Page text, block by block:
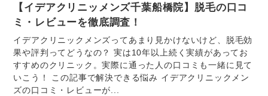
【イデアクリニッメンズ千葉船橋院】脱毛の口コ
ミ・レビューを徹底調査！
イデアクリニックメンズってあまり見かけないけど、脱毛効
果や評判ってどうなの？ 実は10年以上続く実績があってお
すすめのクリニック。実際に通った人の口コミも一緒に見て
いこう！ この記事で解決できる悩み イデアクリニックメン
ズの口コミ・レビューが...